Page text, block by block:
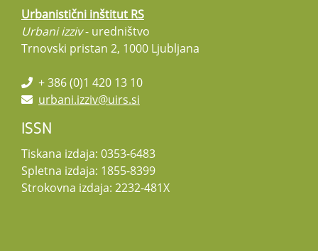
Urbanistični inštitut RS
Urbani izziv- uredništvo
Trnovski pristan 2, 1000 Ljubljana
+ 386 (0)1 420 13 10
urbani.izziv@uirs.si
ISSN
Tiskana izdaja: 0353-6483
Spletna izdaja: 1855-8399
Strokovna izdaja: 2232-481X